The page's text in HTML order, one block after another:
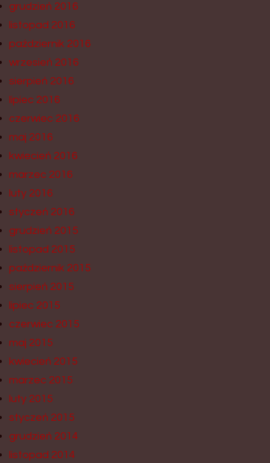
grudzień 2016
listopad 2016
październik 2016
wrzesień 2016
sierpień 2016
lipiec 2016
czerwiec 2016
maj 2016
kwiecień 2016
marzec 2016
luty 2016
styczeń 2016
grudzień 2015
listopad 2015
październik 2015
sierpień 2015
lipiec 2015
czerwiec 2015
maj 2015
kwiecień 2015
marzec 2015
luty 2015
styczeń 2015
grudzień 2014
listopad 2014